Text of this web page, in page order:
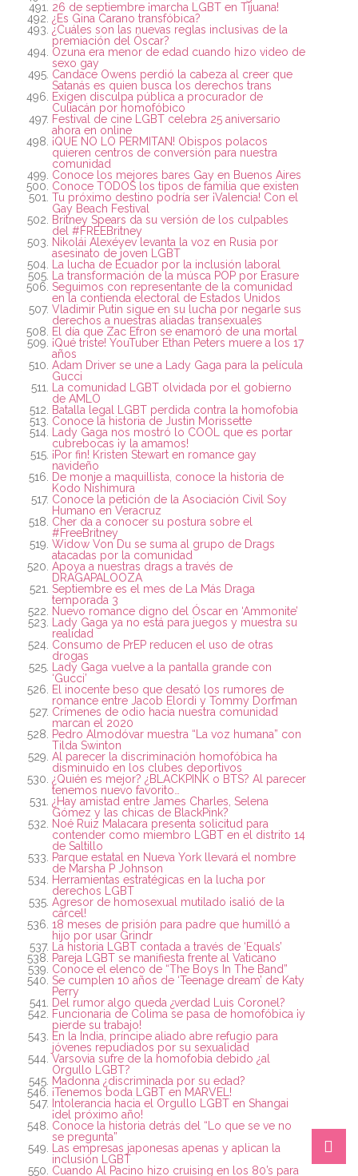
26 de septiembre ¡marcha LGBT en Tijuana!
¿Es Gina Carano transfóbica?
¿Cuáles son las nuevas reglas inclusivas de la
premiación del Óscar?
Ozuna era menor de edad cuando hizo video de
sexo gay
Candace Owens perdió la cabeza al creer que
Satanás es quien busca los derechos trans
Exigen disculpa pública a procurador de
Culiacán por homofóbico
Festival de cine LGBT celebra 25 aniversario
ahora en online
¡QUE NO LO PERMITAN! Obispos polacos
quieren centros de conversión para nuestra
comunidad
Conoce los mejores bares Gay en Buenos Aires
Conoce TODOS los tipos de familia que existen
Tu próximo destino podría ser ¡Valencia! Con el
Gay Beach Festival
Britney Spears da su versión de los culpables
del #FREEBritney
Nikolái Alexéyev levanta la voz en Rusia por
asesinato de joven LGBT
La lucha de Ecuador por la inclusión laboral
La transformación de la músca POP por Erasure
Seguimos con representante de la comunidad
en la contienda electoral de Estados Unidos
Vladimir Putin sigue en su lucha por negarle sus
derechos a nuestras aliadas transexuales
El día que Zac Efron se enamoró de una mortal
¡Qué triste! YouTuber Ethan Peters muere a los 17
años
Adam Driver se une a Lady Gaga para la película
Gucci
La comunidad LGBT olvidada por el gobierno
de AMLO
Batalla legal LGBT perdida contra la homofobia
Conoce la historia de Justin Morissette
Lady Gaga nos mostró lo COOL que es portar
cubrebocas ¡y la amamos!
¡Por fin! Kristen Stewart en romance gay
navideño
De monje a maquillista, conoce la historia de
Kodo Nishimura
Conoce la petición de la Asociación Civil Soy
Humano en Veracruz
Cher da a conocer su postura sobre el
#FreeBritney
Widow Von Du se suma al grupo de Drags
atacadas por la comunidad
Apoya a nuestras drags a través de
DRAGAPALOOZA
Septiembre es el mes de La Más Draga
temporada 3
Nuevo romance digno del Óscar en ‘Ammonite’
Lady Gaga ya no está para juegos y muestra su
realidad
Consumo de PrEP reducen el uso de otras
drogas
Lady Gaga vuelve a la pantalla grande con
‘Gucci’
El inocente beso que desató los rumores de
romance entre Jacob Elordi y Tommy Dorfman
Crímenes de odio hacia nuestra comunidad
marcan el 2020
Pedro Almodóvar muestra “La voz humana” con
Tilda Swinton
Al parecer la discriminación homofóbica ha
disminuido en los clubes deportivos
¿Quién es mejor? ¿BLACKPINK o BTS? Al parecer
tenemos nuevo favorito…
¿Hay amistad entre James Charles, Selena
Gómez y las chicas de BlackPink?
Noé Ruiz Malacara presenta solicitud para
contender como miembro LGBT en el distrito 14
de Saltillo
Parque estatal en Nueva York llevará el nombre
de Marsha P Johnson
Herramientas estratégicas en la lucha por
derechos LGBT
Agresor de homosexual mutilado ¡salió de la
cárcel!
18 meses de prisión para padre que humilló a
hijo por usar Grindr
La historia LGBT contada a través de ‘Equals’
Pareja LGBT se manifiesta frente al Vaticano
Conoce el elenco de “The Boys In The Band”
Se cumplen 10 años de ‘Teenage dream’ de Katy
Perry
Del rumor algo queda ¿verdad Luis Coronel?
Funcionaria de Colima se pasa de homofóbica ¡y
pierde su trabajo!
En la India, príncipe aliado abre refugio para
jóvenes repudiados por su sexualidad
Varsovia sufre de la homofobia debido ¿al
Orgullo LGBT?
Madonna ¿discriminada por su edad?
¡Tenemos boda LGBT en MARVEL!
Intolerancia hacia el Orgullo LGBT en Shangai
¡del próximo año!
Conoce la historia detrás del “Lo que se ve no
se pregunta”
Las empresas japonesas apenas y aplican la
inclusión LGBT
Cuando Al Pacino hizo cruising en los 80’s para